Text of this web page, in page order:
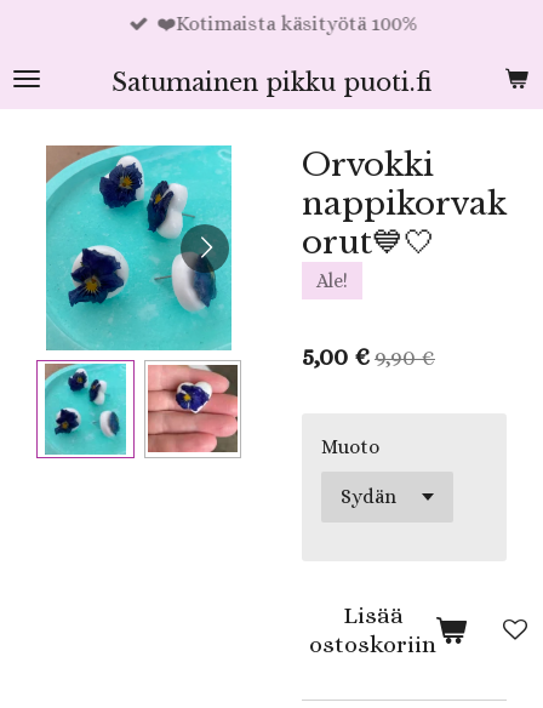
Satumainen pikku puoti.fi
❤️Kotimaista käsityötä 100%
Orvokki
nappikorvak
orut💙🤍
Ale!
5,00 € 9,90 €
Muoto
Lisää
ostoskoriin